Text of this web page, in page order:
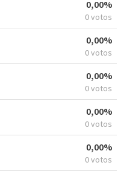
0,00%
0 votos
0,00%
0 votos
0,00%
0 votos
0,00%
0 votos
0,00%
0 votos